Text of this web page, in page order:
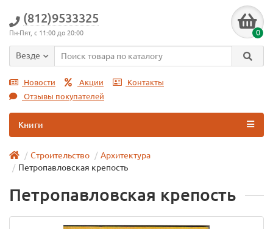
(812)9533325
Пн-Пят, с 11:00 до 20:00 0
Везде
Новости Акции
Контакты
Отзывы покупателей
Книги
Строительство
Архитектура
Петропавловская крепость
Петропавловская крепость